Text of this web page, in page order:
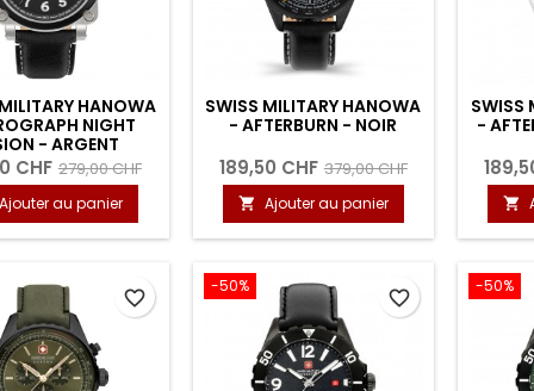
HANOWA
NIGHT
- ARGENT
CHF 279,00 CHF
Ajouter au panier
SWISS MILITARY HANOWA
- AFTERBURN - NOIR
189,50 CHF 379,00 CHF
 Ajouter au panier
SWISS
-

favorite_border
-50%
favorite_border
-50%